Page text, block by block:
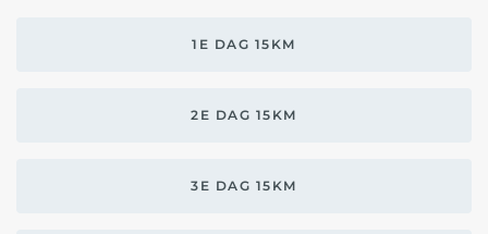
1E DAG 15KM
2E DAG 15KM
3E DAG 15KM